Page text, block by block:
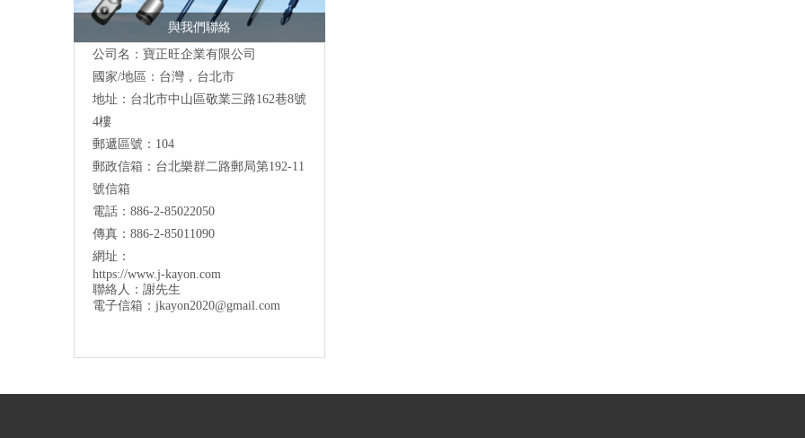
與我們聯絡
公司名：寶正旺企業有限公司
國家/地區：台灣，台北市
地址：台北市中山區敬業三路162巷8號
4樓
郵遞區號：104
郵政信箱：台北樂群二路郵局第192-11
號信箱
電話：886-2-85022050
傳真：886-2-85011090
網址：
https://www.j-kayon.com
聯絡人：謝先生
電子信箱： jkayon2020@gmail.com